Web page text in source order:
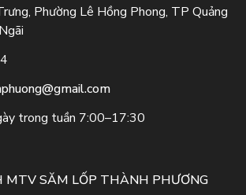
Phường Lê Hồng Phong, TP Quảng
trong tuần 7:00–17:30
MTV SĂM LỐP THÀNH PHƯƠNG